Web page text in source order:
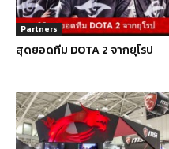
Partners
สุดยอดทีม DOTA 2 จากยุโรป